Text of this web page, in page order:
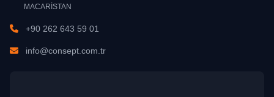
MACARİSTAN
+90 262 643 59 01
info@consept.com.tr